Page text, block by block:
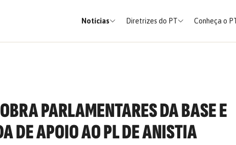
Notícias Diretrizes do PT Conheça o
PARLAMENTARES DA BASE E
DE APOIO AO PL DE ANISTIA